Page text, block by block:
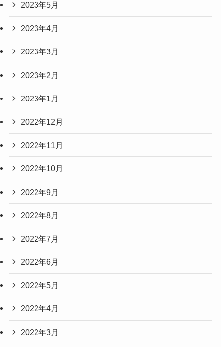
2023年5月
2023年4月
2023年3月
2023年2月
2023年1月
2022年12月
2022年11月
2022年10月
2022年9月
2022年8月
2022年7月
2022年6月
2022年5月
2022年4月
2022年3月